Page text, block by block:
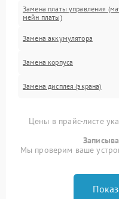
Замена платы управления
мейн платы)
Замена аккумулятора
Замена корпуса
Замена дисплея (экрана)
Цены в прайс-листе
Мы проверим ваше